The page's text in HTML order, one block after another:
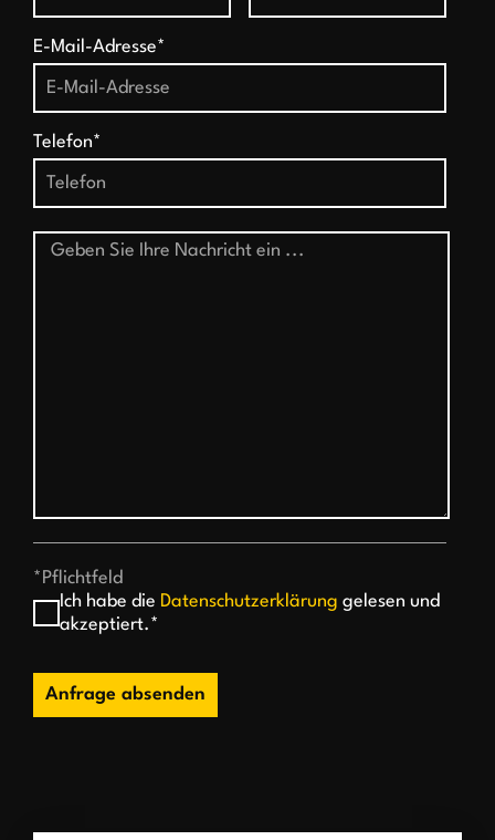
E-Mail-Adresse*
Telefon*
*Pflichtfeld
Ich habe die Datenschutzerklärung gelesen und
akzeptiert.*
Anfrage absenden